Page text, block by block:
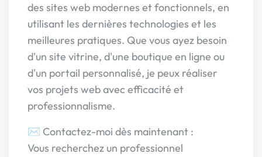
des sites web modernes et fonctionnels, en
utilisant les dernières technologies et les
meilleures pratiques. Que vous ayez besoin
d'un site vitrine, d'une boutique en ligne ou
d'un portail personnalisé, je peux réaliser
vos projets web avec efficacité et
professionnalisme.
✉️ Contactez-moi dès maintenant :
Vous recherchez un professionnel